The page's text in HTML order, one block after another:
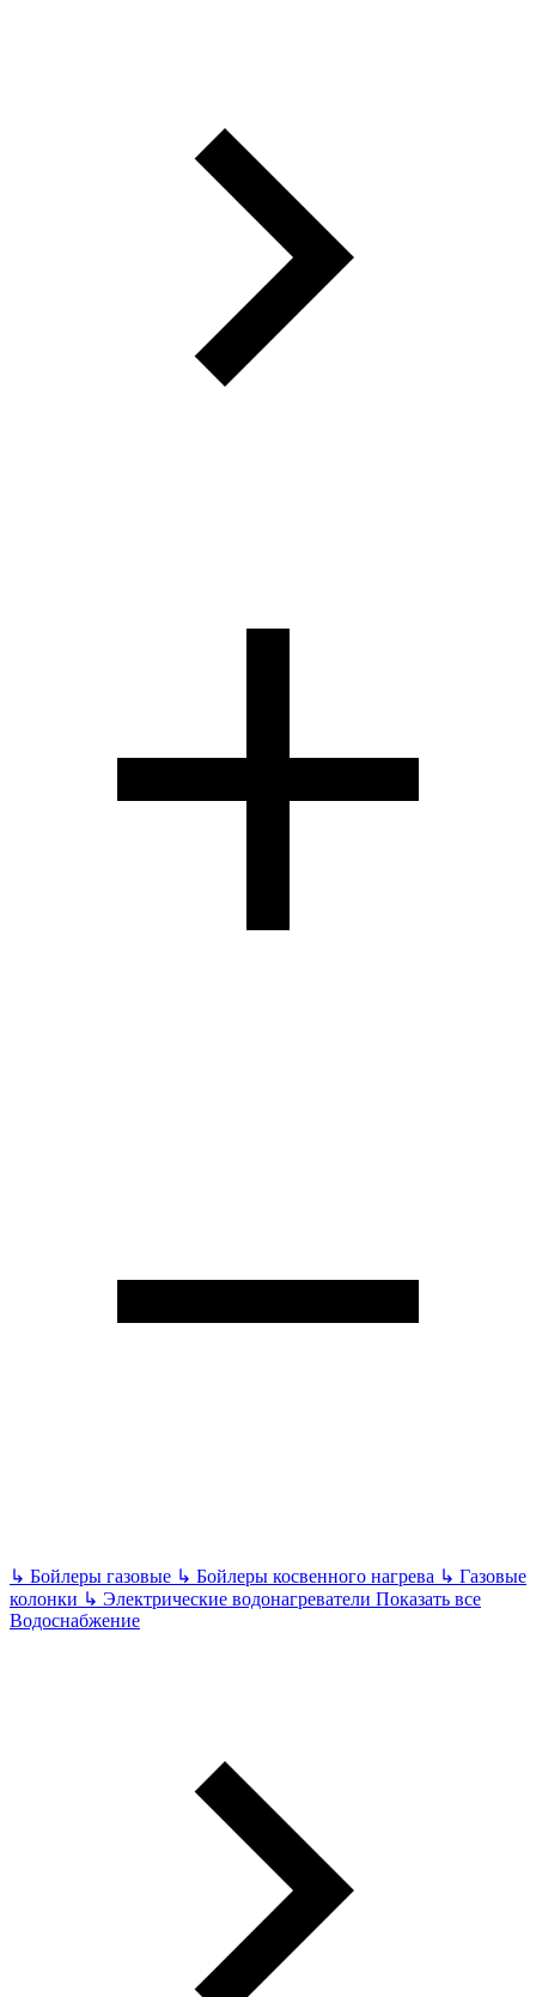
↳ Бойлеры газовые ↳ Бойлеры косвенного нагрева ↳ Газовые
колонки ↳ Электрические водонагреватели Показать все
Водоснабжение